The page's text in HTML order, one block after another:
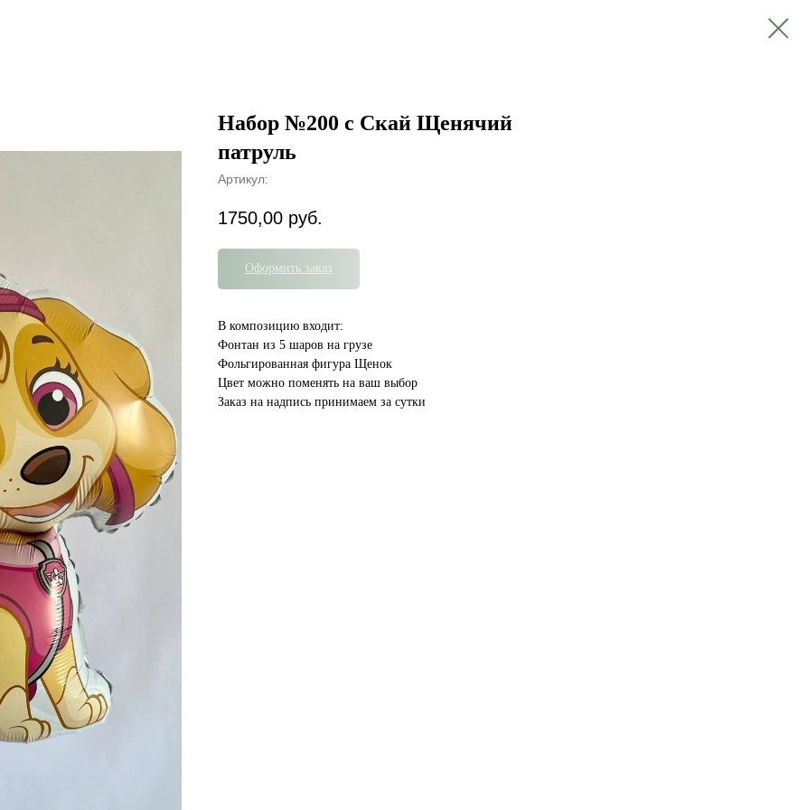
Набор №200 с Скай Щенячий
патруль
Артикул:
1750,00 руб.
Оформить заказ
В композицию входит:
Фонтан из 5 шаров на грузе
Фольгированная фигура Щенок
Цвет можно поменять на ваш выбор
Заказ на надпись принимаем за сутки